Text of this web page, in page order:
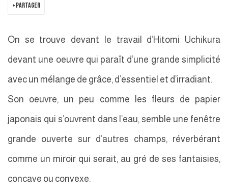
PARTAGER
On se trouve devant le travail d’Hitomi Uchikura
devant une oeuvre qui paraît d’une grande simplicité
avec un mélange de grâce, d’essentiel et d’irradiant.
Son oeuvre, un peu comme les fleurs de papier
japonais qui s’ouvrent dans l’eau, semble une fenêtre
grande ouverte sur d’autres champs, réverbérant
comme un miroir qui serait, au gré de ses fantaisies,
concave ou convexe.